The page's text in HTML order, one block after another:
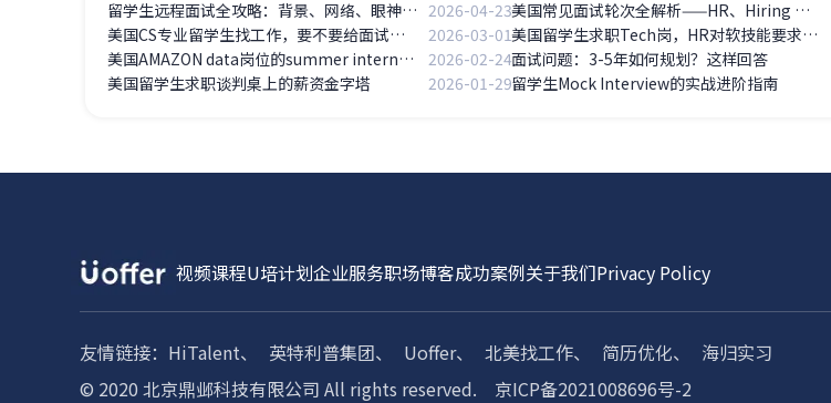
留学生远程面试全攻略：背景、网络、眼神交流，这些细节决定成败 2026-04-23 美国常见面试轮次全解析——HR、Hiring Manager、Panel、Technical分别考察什么？
美国CS专业留学生找工作，要不要给面试官看你的GitHub
2026-03-01 美国留学生求职Tech岗，HR对软技能要求高不高？
美国AMAZON data岗位的summer intern面经
2026-02-24面试问题：3-5年如何规划？这样回答
美国留学生求职谈判桌上的薪资金字塔
2026-01-29留学生Mock Interview的实战进阶指南
视频课程U培计划企业服务职场博客成功案例关于我们Privacy Policy
友情链接： HiTalent、 英特利普集团、 Uoffer、 北美找工作、 简历优化、
海归实习
© 2020 北京鼎邺科技有限公司 All rights reserved.
京ICP备2021008696号-2